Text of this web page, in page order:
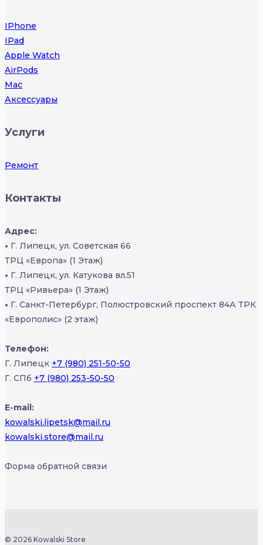
IPhone
IPad
Apple Watch
AirPods
Mac
Аксессуары
Услуги
Ремонт
Контакты
Адрес:
• Г. Липецк, ул. Советская 66
ТРЦ «Европа» (1 Этаж)
• Г. Липецк, ул. Катукова вл.51
ТРЦ «Ривьера» (1 Этаж)
• Г. Санкт-Петербург, Полюстровский проспект 84А ТРК
«Европолис» (2 этаж)
Телефон:
Г. Липецк +7 (980) 251-50-50
Г. СПб +7 (980) 253-50-50
E-mail:
kowalski.lipetsk@mail.ru
kowalski.store@mail.ru
Форма обратной связи
© 2026 Kowalski Store